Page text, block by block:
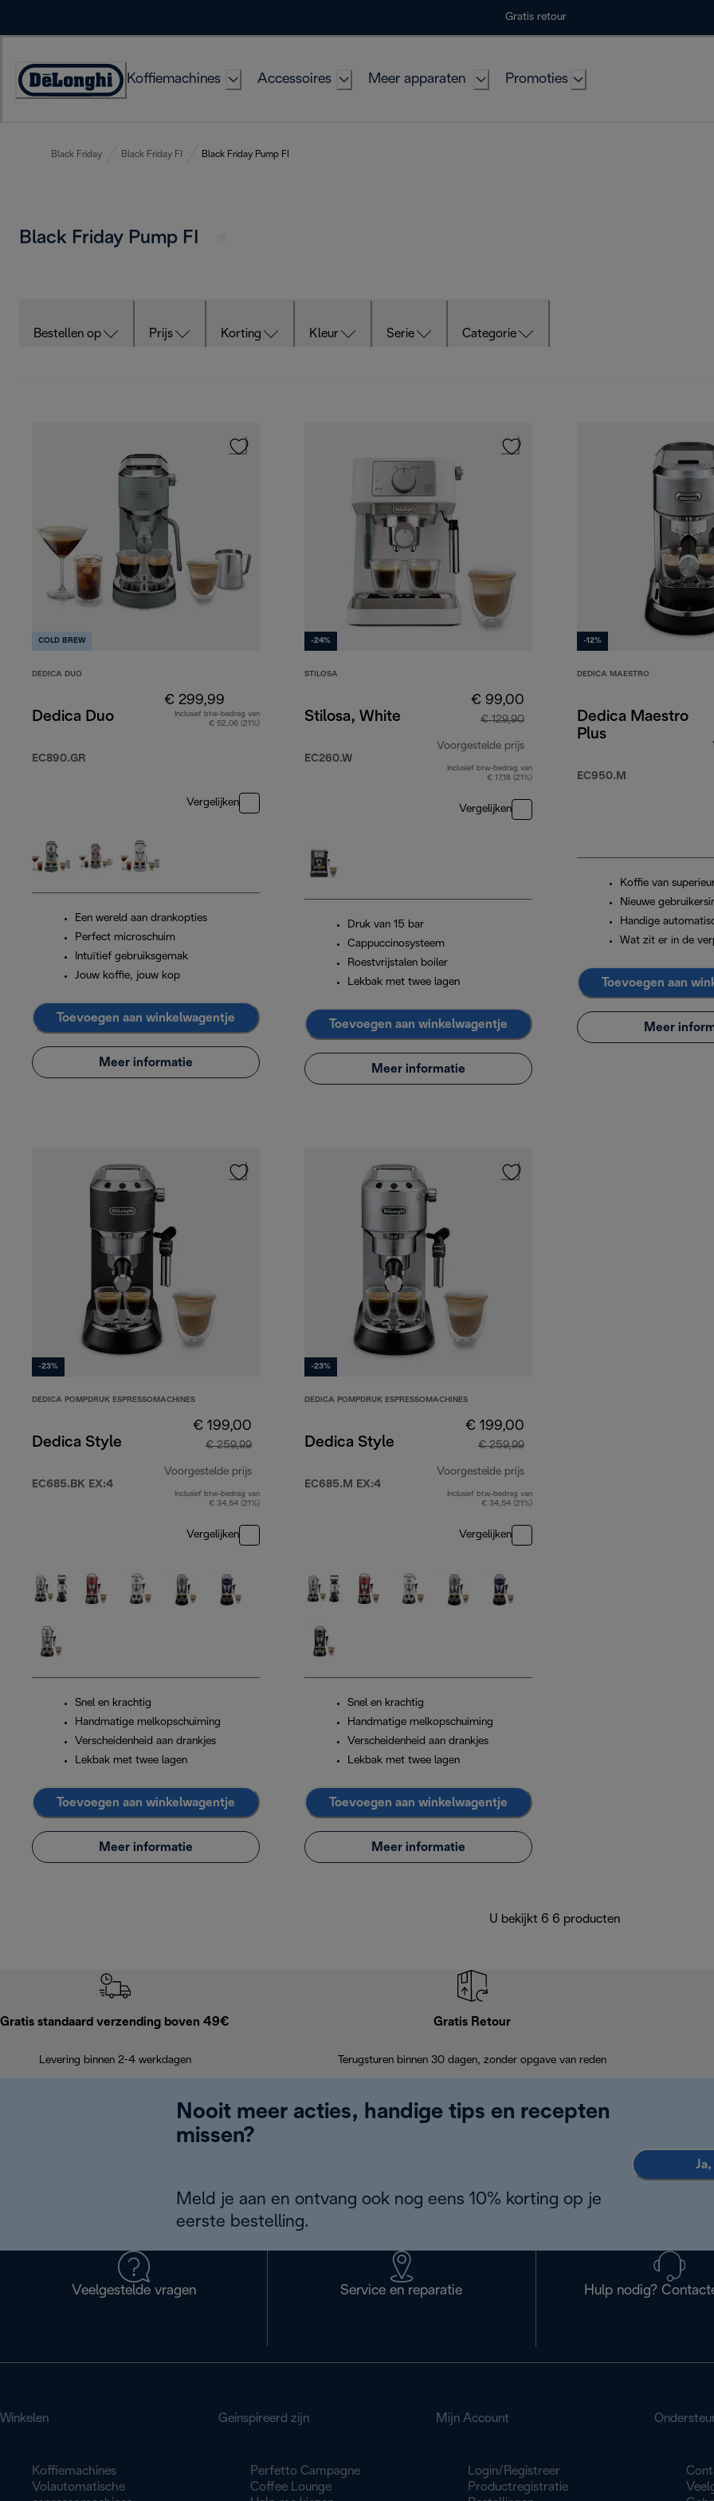
Gratis retour
Accessibility
Koffiemachines Accessoires Meer apparaten Promoties
Black Friday Black Friday FI Black Friday Pump FI
Black Friday Pump FI
Bestellen op Prijs Korting Kleur Serie Categorie
COLD BREW
DEDICA DUO
Dedica Duo
EC890.GR
€ 299,99
Inclusief btw-bedrag van
€ 52,06 (21%)
Vergelijken
Een wereld aan drankopties
Perfect microschuim
Intuïtief gebruiksgemak
Jouw koffie, jouw kop
Toevoegen aan winkelwagentje
Meer informatie
-24%
STILOSA
Stilosa, White
EC260.W
€ 99,00
€ 129,90
Voorgestelde prijs
originele prijs € 129,90
Inclusief btw-bedrag van
€ 17,18 (21%)
Vergelijken
Druk van 15 bar
Cappuccinosysteem
Roestvrijstalen boiler
Lekbak met twee lagen
Toevoegen aan winkelwagentje
Meer informatie
-12%
DEDICA MAESTRO
Dedica Maestro
Plus
EC950.M
Koffie van
Nieuwe
Handige
Wat zit er in de
Toevoegen aan
Meer
-23%
DEDICA POMPDRUK ESPRESSOMACHINES
Dedica Style
EC685.BK EX:4
€ 199,00
€ 259,99
Voorgestelde prijs
originele prijs € 259,99
Inclusief btw-bedrag van
€ 34,54 (21%)
Vergelijken
Snel en krachtig
Handmatige melkopschuiming
Verscheidenheid aan drankjes
Lekbak met twee lagen
Toevoegen aan winkelwagentje
Meer informatie
-23%
DEDICA POMPDRUK ESPRESSOMACHINES
Dedica Style
EC685.M EX:4
€ 199,00
€ 259,99
Voorgestelde prijs
originele prijs € 259,99
Inclusief btw-bedrag van
€ 34,54 (21%)
Vergelijken
Snel en krachtig
Handmatige melkopschuiming
Verscheidenheid aan drankjes
Lekbak met twee lagen
Toevoegen aan winkelwagentje
Meer informatie
U bekijkt 6 6 producten
Gratis standaard verzending boven 49€
Levering binnen 2-4 werkdagen
Gratis Retour
Terugsturen binnen 30 dagen, zonder opgave van reden
Nooit meer acties, handige tips en recepten
missen?
Meld je aan en ontvang ook nog eens 10% korting op je
eerste bestelling.
Veelgestelde vragen Service en reparatie Hulp nodig?
Winkelen
Koffiemachines
Volautomatische
Geinspireerd zijn
Perfetto Campagne
Coffee Lounge
Mijn Account
Login/Registreer
Productregistratie